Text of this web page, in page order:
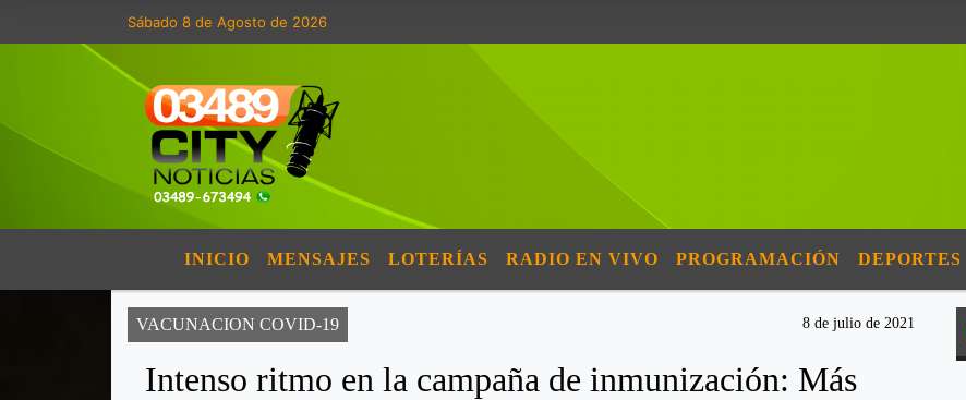
Sábado 8 de Agosto de 2026
INICIO MENSAJES LOTERÍAS RADIO EN VIVO PROGRAMACIÓN DEPORTES
VACUNACION COVID-19 8 de julio de 2021
Intenso ritmo en la campaña de inmunización: Más